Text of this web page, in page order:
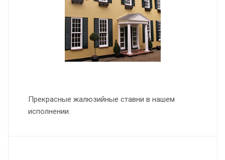
Прекрасные жалюзийные ставни в нашем
исполнении.